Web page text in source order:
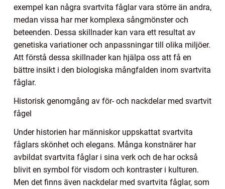
exempel kan några svartvita fåglar vara större än andra,
medan vissa har mer komplexa sångmönster och
beteenden. Dessa skillnader kan vara ett resultat av
genetiska variationer och anpassningar till olika miljöer.
Att förstå dessa skillnader kan hjälpa oss att få en
bättre insikt i den biologiska mångfalden inom svartvita
fåglar.
Historisk genomgång av för- och nackdelar med svartvit
fågel
Under historien har människor uppskattat svartvita
fåglars skönhet och elegans. Många konstnärer har
avbildat svartvita fåglar i sina verk och de har också
blivit en symbol för visdom och kontraster i kulturen.
Men det finns även nackdelar med svartvita fåglar, som